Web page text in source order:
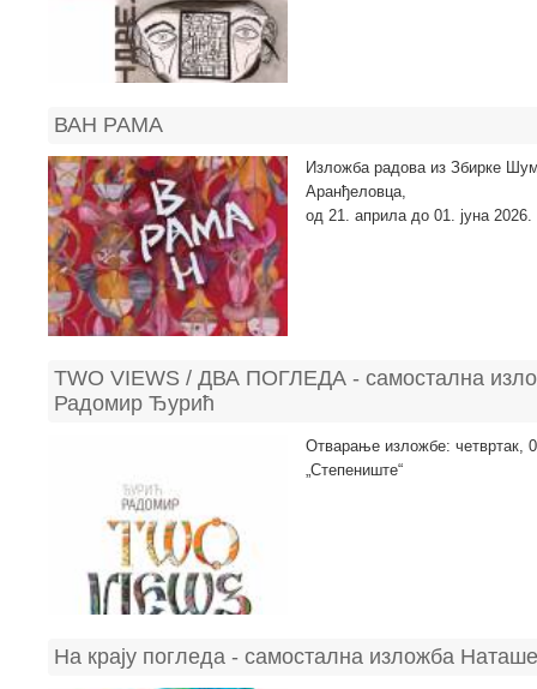
ВАН РАМА
Изложба радова из Збирке
Аранђеловца,
од 21. априла до 01. јуна 2026.
ТWО VIEWS / ДВА ПОГЛЕДА - самостална
Радомир Ђурић
Отварање изложбе: четвртак,
„Степениште“
На крају погледа - самостална изложба